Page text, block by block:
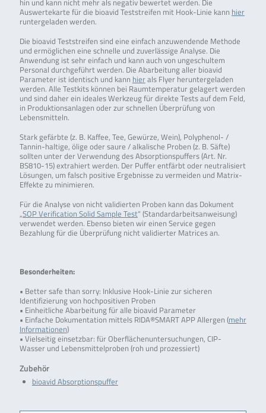
hin und kann nicht mehr als negativ bewertet werden. Die
Auswertekarte für die bioavid Teststreifen mit Hook-Linie kann hier
runtergeladen werden.
Die bioavid Teststreifen sind eine einfach anzuwendende Methode
und ermöglichen eine schnelle und zuverlässige Analyse. Die
Anwendung ist sehr einfach und kann auch von ungeschultem
Personal durchgeführt werden. Die Abarbeitung aller bioavid
Parameter ist identisch und kann hierals Flyer heruntergeladen
werden. Alle Testkits können bei Raumtemperatur gelagert werden
und sind daher ein ideales Werkzeug für direkte Tests auf dem Feld,
in Produktionsanlagen oder zur schnellen Überprüfung von
Lebensmitteln.
Stark gefärbte (z. B. Kaffee, Tee, Gewürze, Wein), Polyphenol- /
Tannin-haltige, ölige oder saure / alkalische Proben (z. B. Säfte)
sollten unter der Verwendung des Absorptionspuffers (Art. Nr.
BS810-15) extrahiert werden. Der Puffer entfärbt oder neutralisiert
Lösungen, um falsch positive Ergebnisse zu vermeiden und Matrix-
Effekte zu minimieren.
Für die Analyse von nicht validierten Proben kann das Dokument
„SOP Verification Solid Sample Test“ (Standardarbeitsanweisung)
verwendet werden. Ebenso bieten wir einen Service gegen
Bezahlung für die Überprüfung nicht validierter Matrices an.
Besonderheiten:
• Better safe than sorry: Inklusive Hook-Linie zur sicheren
Identifizierung von hochpositiven Proben
• Einheitliche Abarbeitung für alle bioavid Parameter
• Einfache Dokumentation mittels RIDA®SMART APP Allergen (mehr
Informationen)
• Vielseitig einsetzbar: für Oberflächenuntersuchungen, CIP-
Wasser und Lebensmittelproben (roh und prozessiert)
Zubehör
bioavid Absorptionspuffer